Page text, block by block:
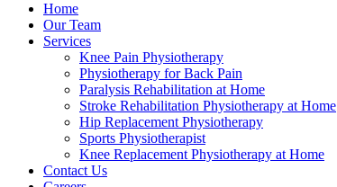
Home
Our Team
Services
Knee Pain Physiotherapy
Physiotherapy for Back Pain
Paralysis Rehabilitation at Home
Stroke Rehabilitation Physiotherapy at Home
Hip Replacement Physiotherapy
Sports Physiotherapist
Knee Replacement Physiotherapy at Home
Contact Us